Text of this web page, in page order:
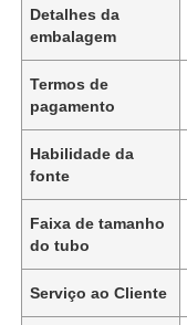
Detalhes da
embalagem
Termos de
pagamento
Habilidade da
fonte
Faixa de tamanho
do tubo
Serviço ao Cliente